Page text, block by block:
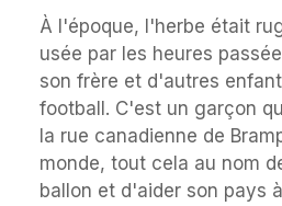
À l'époque, l'herbe était
usée par les heures
son frère et d'autres
football. C'est un garçon
la rue canadienne de
monde, tout cela au nom
ballon et d'aider son pays